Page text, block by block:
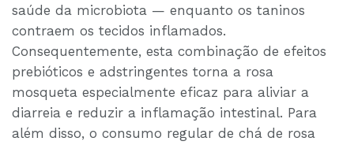
saúde da microbiota — enquanto os taninos
contraem os tecidos inflamados.
Consequentemente, esta combinação de efeitos
prebióticos e adstringentes torna a rosa
mosqueta especialmente eficaz para aliviar a
diarreia e reduzir a inflamação intestinal. Para
além disso, o consumo regular de chá de rosa